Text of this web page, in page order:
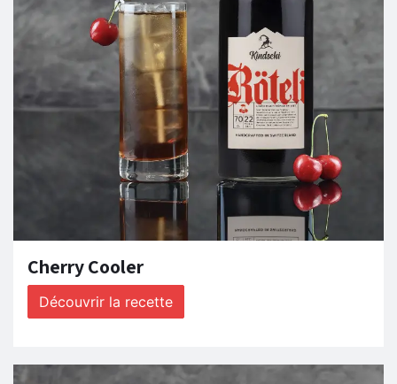
Cherry Cooler
Découvrir la recette